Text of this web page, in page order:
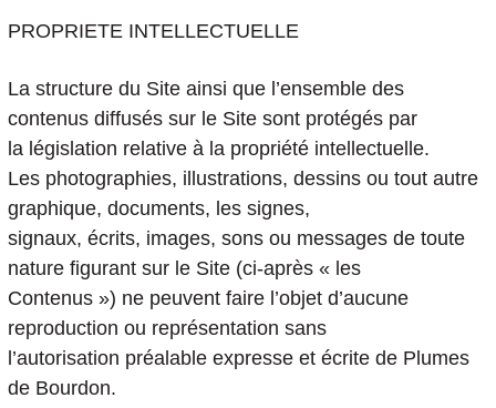
PROPRIETE INTELLECTUELLE
La structure du Site ainsi que l’ensemble des
contenus diffusés sur le Site sont protégés par
la législation relative à la propriété intellectuelle.
Les photographies, illustrations, dessins ou tout autre
graphique, documents, les signes,
signaux, écrits, images, sons ou messages de toute
nature figurant sur le Site (ci-après « les
Contenus ») ne peuvent faire l’objet d’aucune
reproduction ou représentation sans
l’autorisation préalable expresse et écrite de Plumes
de Bourdon.